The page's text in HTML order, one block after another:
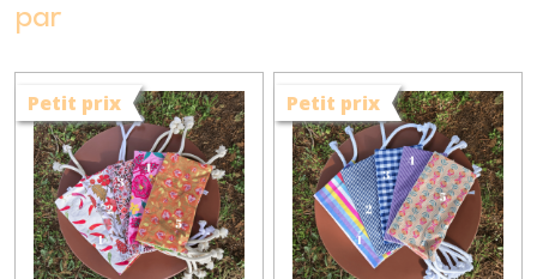
par
Petit prix Petit prix